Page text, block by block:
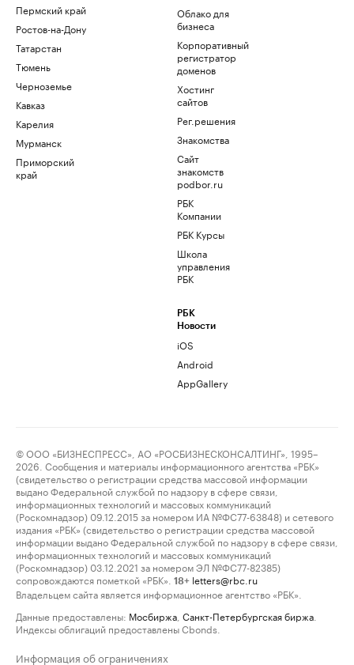
Пермский край
Ростов-на-Дону
Татарстан
Тюмень
Черноземье
Кавказ
Карелия
Мурманск
Приморский
край
Облако для
бизнеса
Корпоративный
регистратор
доменов
Хостинг
сайтов
Рег.решения
Знакомства
Сайт
знакомств
podbor.ru
РБК
Компании
РБК Курсы
Школа
управления
РБК
РБК
Новости
iOS
Android
AppGallery
© ООО «БИЗНЕСПРЕСС», АО «РОСБИЗНЕСКОНСАЛТИНГ», 1995–
2026. Сообщения и материалы информационного агентства «РБК»
(свидетельство о регистрации средства массовой информации
выдано Федеральной службой по надзору в сфере связи,
информационных технологий и массовых коммуникаций
(Роскомнадзор) 09.12.2015 за номером ИА №ФС77-63848) и сетевого
издания «РБК» (свидетельство о регистрации средства массовой
информации выдано Федеральной службой по надзору в сфере связи,
информационных технологий и массовых коммуникаций
(Роскомнадзор) 03.12.2021 за номером ЭЛ №ФС77-82385)
сопровождаются пометкой «РБК».
18+ letters@rbc.ru
Владельцем сайта является информационное агентство «РБК».
Данные предоставлены: Мосбиржа Санкт-Петербургская биржа
Индексы облигаций предоставлены Cbonds.
Информация об ограничениях